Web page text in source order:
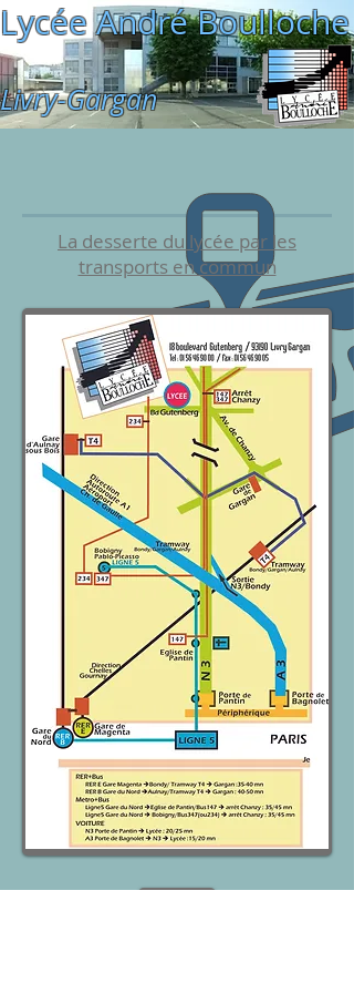
Lycée André Boulloche
Livry-Gargan
La desserte du lycée par les
transports en commun